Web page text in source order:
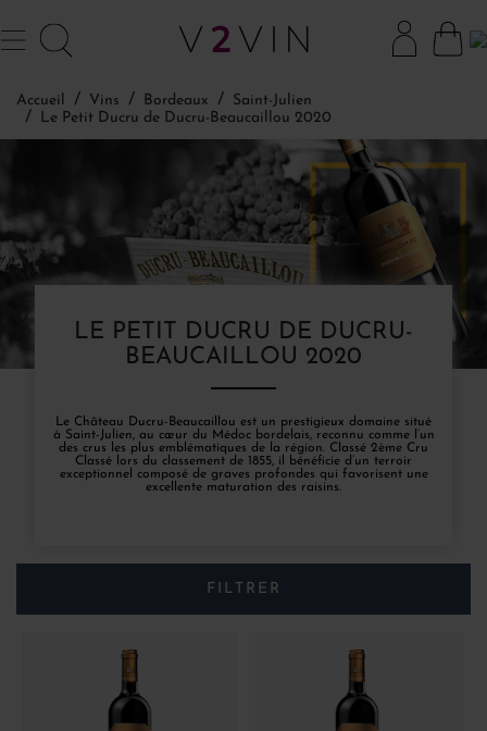
Accueil Vins Bordeaux
Saint-Julien
Le Petit Ducru de Ducru-Beaucaillou 2020
LE PETIT DUCRU DE DUCRU-
BEAUCAILLOU 2020
Le Château Ducru-Beaucaillou est un prestigieux domaine situé
à Saint-Julien, au cœur du Médoc bordelais, reconnu comme l’un
des crus les plus emblématiques de la région. Classé 2ème Cru
Classé lors du classement de 1855, il bénéficie d’un terroir
exceptionnel composé de graves profondes qui favorisent une
excellente maturation des raisins.
FILTRER